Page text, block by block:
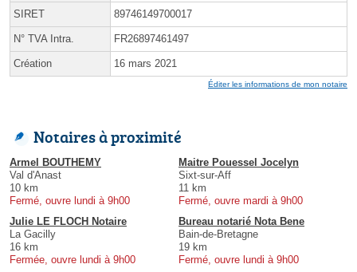
SIRET 89746149700017
N° TVA Intra. FR26897461497
Création 16 mars 2021
Éditer les informations de mon notaire
Notaires à proximité
Armel BOUTHEMY
Val d'Anast
10 km
Fermé, ouvre lundi à 9h00
Maitre Pouessel Jocelyn
Sixt-sur-Aff
11 km
Fermé, ouvre mardi à 9h00
Julie LE FLOCH Notaire
La Gacilly
16 km
Fermée, ouvre lundi à 9h00
Bureau notarié Nota Bene
Bain-de-Bretagne
19 km
Fermé, ouvre lundi à 9h00